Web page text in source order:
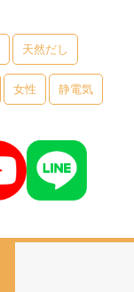
天然だし
女性 静電気